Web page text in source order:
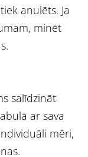
anulēts. Ja
minēt
salīdzināt
ar sava
mēri,